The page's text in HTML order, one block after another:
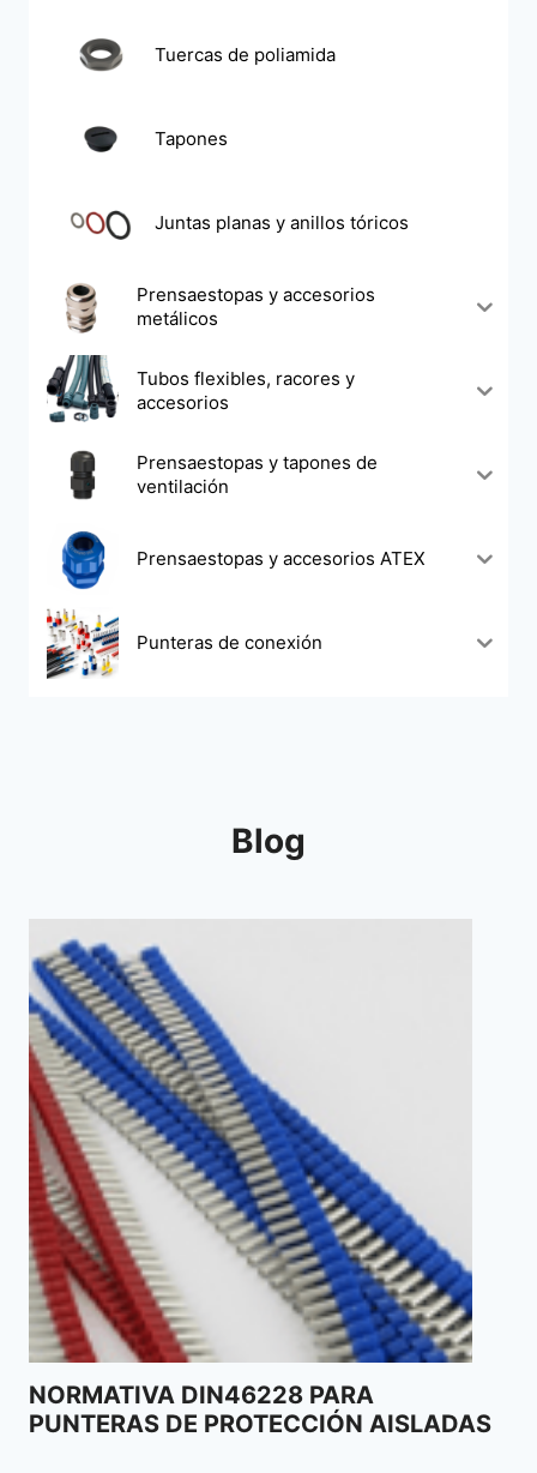
Tuercas de poliamida
Tapones
Juntas planas y anillos tóricos
Prensaestopas y accesorios
metálicos
Tubos flexibles, racores y
accesorios
Prensaestopas y tapones de
ventilación
Prensaestopas y accesorios ATEX
Punteras de conexión
Blog
NORMATIVA DIN46228 PARA
PUNTERAS DE PROTECCIÓN AISLADAS